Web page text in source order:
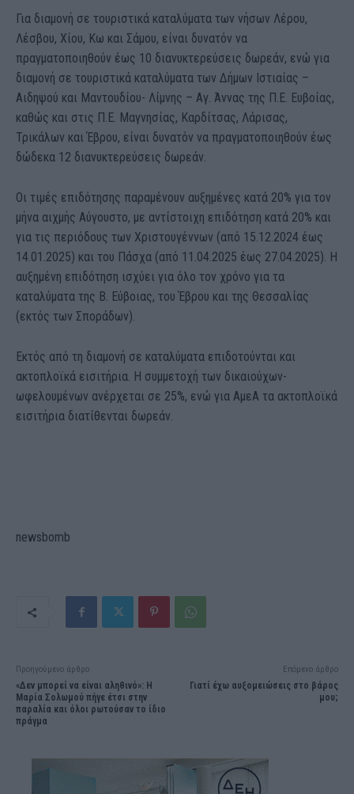
Για διαμονή σε τουριστικά καταλύματα των νήσων Λέρου,
Λέσβου, Χίου, Κω και Σάμου, είναι δυνατόν να
πραγματοποιηθούν έως 10 διανυκτερεύσεις δωρεάν, ενώ για
διαμονή σε τουριστικά καταλύματα των Δήμων Ιστιαίας –
Αιδηψού και Μαντουδίου- Λίμνης – Αγ. Άννας της Π.Ε. Ευβοίας,
καθώς και στις Π.Ε. Μαγνησίας, Καρδίτσας, Λάρισας,
Τρικάλων και Έβρου, είναι δυνατόν να πραγματοποιηθούν έως
δώδεκα 12 διανυκτερεύσεις δωρεάν.
Οι τιμές επιδότησης παραμένουν αυξημένες κατά 20% για τον
μήνα αιχμής Αύγουστο, με αντίστοιχη επιδότηση κατά 20% και
για τις περιόδους των Χριστουγέννων (από 15.12.2024 έως
14.01.2025) και του Πάσχα (από 11.04.2025 έως 27.04.2025). Η
αυξημένη επιδότηση ισχύει για όλο τον χρόνο για τα
καταλύματα της Β. Εύβοιας, του Έβρου και της Θεσσαλίας
(εκτός των Σποράδων).
Εκτός από τη διαμονή σε καταλύματα επιδοτούνται και
ακτοπλοϊκά εισιτήρια. Η συμμετοχή των δικαιούχων-
ωφελουμένων ανέρχεται σε 25%, ενώ για ΑμεΑ τα ακτοπλοϊκά
εισιτήρια διατίθενται δωρεάν.
newsbomb
Προηγούμενο άρθρο
«Δεν μπορεί να είναι αληθινό»: Η
Μαρία Σολωμού πήγε έτσι στην
παραλία και όλοι ρωτούσαν το ίδιο
πράγμα
Επόμενο άρθρο
Γιατί έχω αυξομειώσεις στο βάρος
μου;